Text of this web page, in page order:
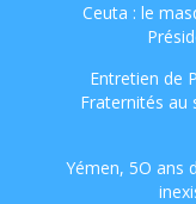
Ceuta : le
Entretien de
Fraternités au
Yémen, 5O ans